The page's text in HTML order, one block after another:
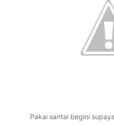
Pakai santai begini